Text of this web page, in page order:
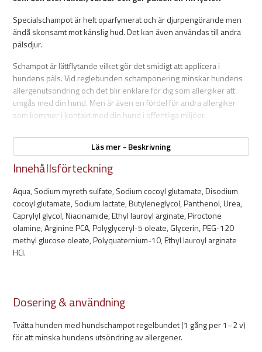
Specialschampot är helt oparfymerat och är djurpengörande men
ändå skonsamt mot känslig hud. Det kan även användas till andra
pälsdjur.
Schampot är lättflytande vilket gör det smidigt att applicera i
hundens päls. Vid reglebunden schamponering minskar hundens
allergenutsöndring och det blir enklare för dig som allergiker att
umgås med din hund. Men är även en fördel för andra allergiker
som kommer i kontakt med din hund i offentliga miljöer.
Allergenius® utvecklas och tillverkas i Sverige i samarbete med
världsledande forskare inom pälsdjursallergi och allergener.
Egenskaper:
250ml
pH värde: 6-7
Svensktillverkad
Läs mer - Beskrivning
Innehållsförteckning
Aqua, Sodium myreth sulfate, Sodium cocoyl glutamate, Disodium
cocoyl glutamate, Sodium lactate, Butyleneglycol, Panthenol, Urea,
Caprylyl glycol, Niacinamide, Ethyl lauroyl arginate, Piroctone
olamine, Arginine PCA, Polyglyceryl-5 oleate, Glycerin, PEG-120
methyl glucose oleate, Polyquaternium-10, Ethyl lauroyl arginate
HCl.
Dosering & användning
Tvätta hunden med hundschampot regelbundet (1 gång per 1–2 v)
för att minska hundens utsöndring av allergener.